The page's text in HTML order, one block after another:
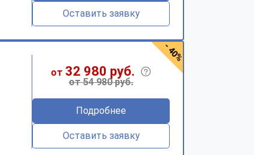
Оставить заявку
от 32 980 руб.
от 54 980 руб.
Подробнее
Оставить заявку
- 40%